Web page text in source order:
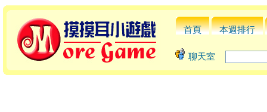
首頁 本週排行
聊天室